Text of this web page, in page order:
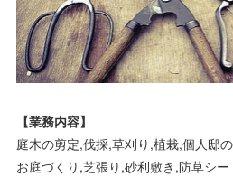
【業務内容】
庭木の剪定,伐採,草刈り,植栽,個人邸
お庭づくり,芝張り,砂利敷き,防草シ